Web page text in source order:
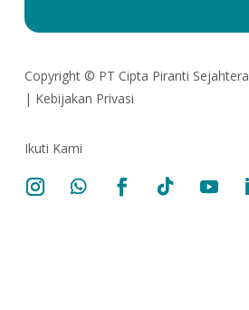
Copyright © PT Cipta Piranti Sejahtera
| Kebijakan Privasi
Ikuti Kami